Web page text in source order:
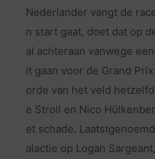
Nederlander vangt de
n start gaat, doet dat op
al achteraan vanwege
it gaan voor de Grand
orde van het veld
e Stroll en Nico
et schade.
alactie op Logan